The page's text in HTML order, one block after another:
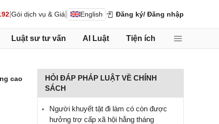
Gói dịch vụ & Giá English Đăng ký/ Đăng nhập
Luật sư tư vấn AI Luật Tiện ích
cao
HỎI ĐÁP PHÁP LUẬT VỀ CHÍNH
SÁCH
Người khuyết tật đi làm có còn được
hưởng trợ cấp xã hội hằng tháng